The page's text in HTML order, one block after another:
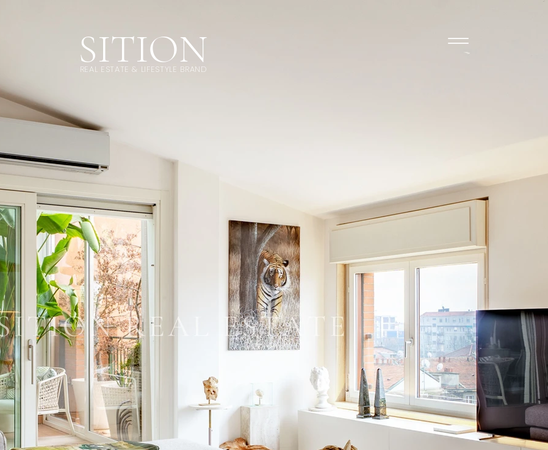
REAL ESTATE & LIFESTYLE BRAND
SITION